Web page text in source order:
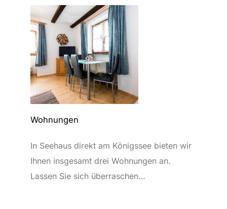
Wohnungen
In Seehaus direkt am Königssee bieten wir
Ihnen insgesamt drei Wohnungen an.
Lassen Sie sich überraschen…